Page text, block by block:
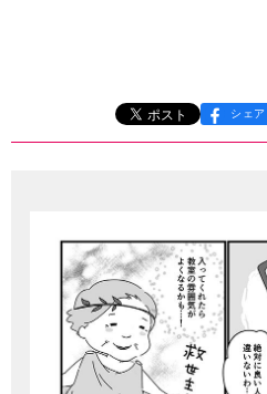
シェア